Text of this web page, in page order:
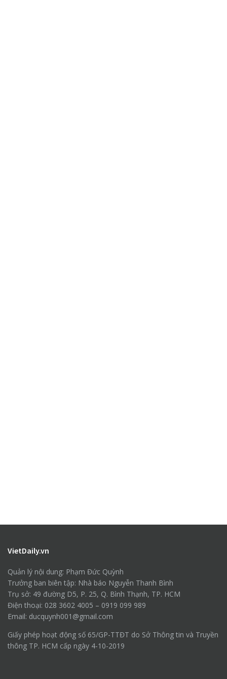
VietDaily.vn
Quản lý nội dung: Phạm Đức Quỳnh
Trưởng ban biên tập: Nhà báo Nguyễn Thanh Bình
Trụ sở: 49 đường D5, P. 25, Q. Bình Thạnh, TP. HCM
Điện thoại: 028 3602 4005 – 0919 099 989
Email: ducquynh001@gmail.com
Giấy phép hoạt động số 65/GP-TTĐT do Sở Thông tin và Truyền
thông TP. HCM cấp ngày 4-10-2019